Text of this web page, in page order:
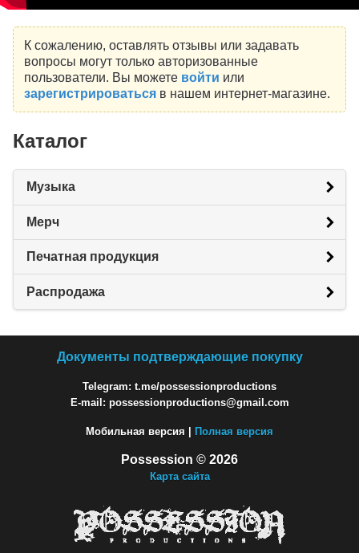
К сожалению, оставлять отзывы или задавать
вопросы могут только авторизованные
пользователи. Вы можете войти или
зарегистрироватьсяв нашем интернет-магазине.
Каталог
Музыка
Мерч
Печатная продукция
Распродажа
Документы подтверждающие покупку
Telegram: t.me/possessionproductions
E-mail: possessionproductions@gmail.com
Мобильная версия | Полная версия
Possession © 2026
Карта сайта